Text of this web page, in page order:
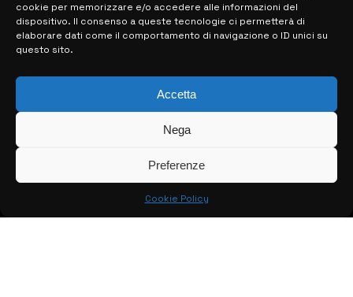
cookie per memorizzare e/o accedere alle informazioni del
dispositivo. Il consenso a queste tecnologie ci permetterà di
elaborare dati come il comportamento di navigazione o ID unici su
questo sito.
Accetta
Nega
Preferenze
Cookie Policy
MAPPA DEL SITO
> NOTIZIE
> CONTATTI